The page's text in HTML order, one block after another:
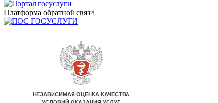
Платформа обратной связи